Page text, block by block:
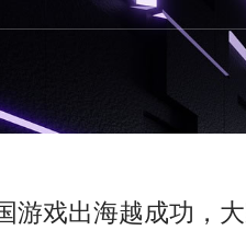
游戏出海越成功，